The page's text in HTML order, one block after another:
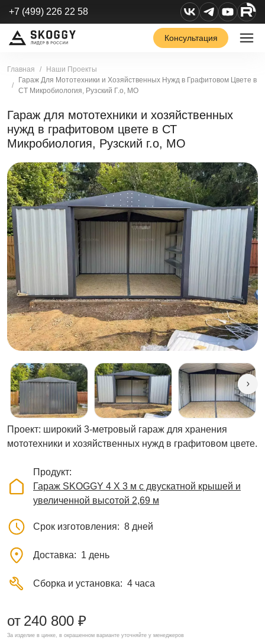
+7 (499) 226 22 58
Консультация
Главная
Наши Проекты
Гараж Для Мототехники и Хозяйственных Нужд в Графитовом Цвете в
СТ Микробиология, Рузский Г.о, МО
Гараж для мототехники и хозяйственных
нужд в графитовом цвете в СТ
Микробиология, Рузский г.о, МО
Проект: широкий 3-метровый гараж для хранения
мототехники и хозяйственных нужд в графитовом цвете.
Продукт
Гараж SKOGGY 4 Х 3 м с двускатной крышей и
увеличенной высотой 2,69 м
Срок изготовления 8 дней
Доставка 1 день
Сборка и установка 4 часа
от 240 800 ₽
За изделие в цинке, в окрашенном варианте уточняйте у менеджеров